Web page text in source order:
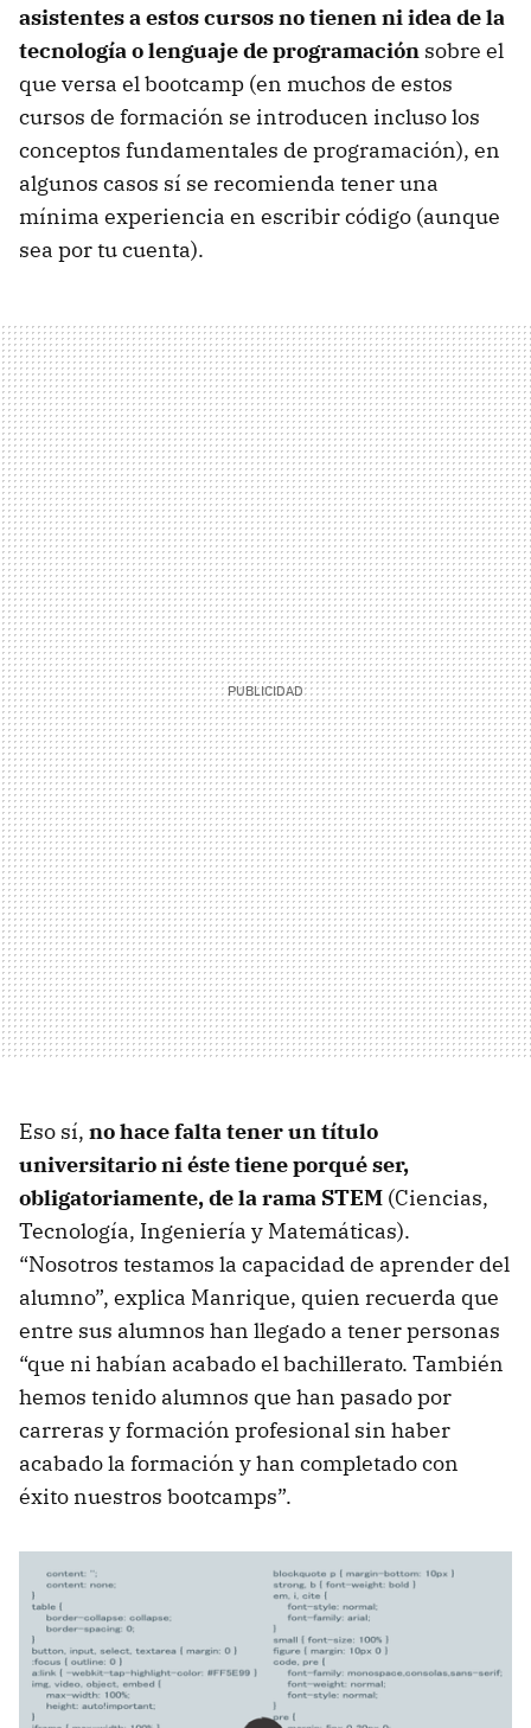
asistentes a estos cursos no tienen ni idea de la
tecnología o lenguaje de programación sobre el
que versa el bootcamp (en muchos de estos
cursos de formación se introducen incluso los
conceptos fundamentales de programación), en
algunos casos sí se recomienda tener una
mínima experiencia en escribir código (aunque
sea por tu cuenta).
Eso sí, no hace falta tener un título
universitario ni éste tiene porqué ser,
obligatoriamente, de la rama STEM (Ciencias,
Tecnología, Ingeniería y Matemáticas).
“Nosotros testamos la capacidad de aprender del
alumno”, explica Manrique, quien recuerda que
entre sus alumnos han llegado a tener personas
“que ni habían acabado el bachillerato. También
hemos tenido alumnos que han pasado por
carreras y formación profesional sin haber
acabado la formación y han completado con
éxito nuestros bootcamps”.